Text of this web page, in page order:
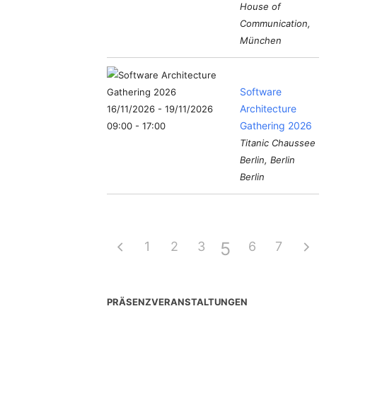
House of
Communication,
München
16/11/2026 - 19/11/2026
09:00 - 17:00
Software
Architecture
Gathering 2026
Titanic Chaussee
Berlin, Berlin
Berlin
1 2 3 4
5 6 7
PRÄSENZVERANSTALTUNGEN